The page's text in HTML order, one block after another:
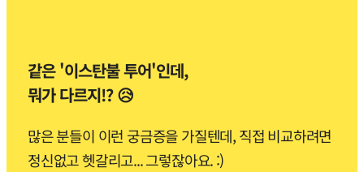
같은 '이스탄불 투어'인데,
뭐가 다르지!? 😥
많은 분들이 이런 궁금증을 가질텐데, 직접 비교하려면
정신없고 헷갈리고... 그렇잖아요. :)